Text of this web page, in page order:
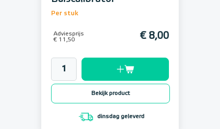
Per stuk
Adviesprijs
€ 11,50
€ 8,00
Bekijk product
dinsdag geleverd